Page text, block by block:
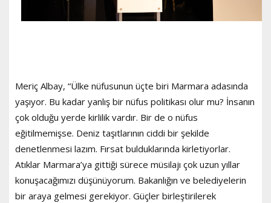
Meriç Albay, “Ülke nüfusunun üçte biri Marmara adasında
yaşıyor. Bu kadar yanlış bir nüfus politikası olur mu? İnsanın
çok olduğu yerde kirlilik vardır. Bir de o nüfus
eğitilmemişse. Deniz taşıtlarının ciddi bir şekilde
denetlenmesi lazım. Fırsat bulduklarında kirletiyorlar.
Atıklar Marmara’ya gittiği sürece müsilajı çok uzun yıllar
konuşacağımızı düşünüyorum. Bakanlığın ve belediyelerin
bir araya gelmesi gerekiyor. Güçler birleştirilerek